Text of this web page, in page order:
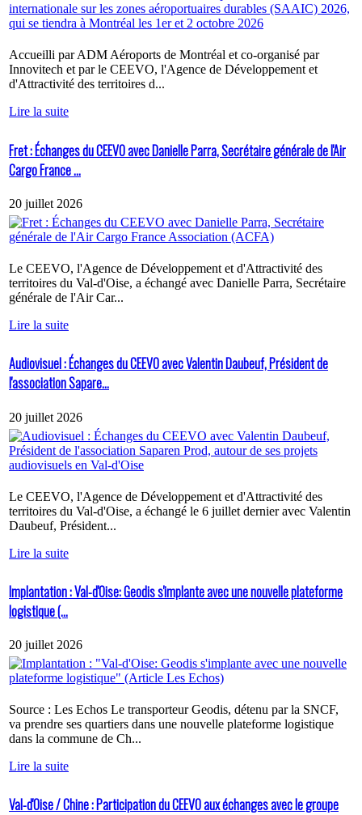
Accueilli par ADM Aéroports de Montréal et co-organisé par
Innovitech et par le CEEVO, l'Agence de Développement et
d'Attractivité des territoires d...
Lire la suite
Fret : Échanges du CEEVO avec Danielle Parra, Secrétaire générale de l'Air
Cargo France ...
20 juillet 2026
Le CEEVO, l'Agence de Développement et d'Attractivité des
territoires du Val-d'Oise, a échangé avec Danielle Parra, Secrétaire
générale de l'Air Car...
Lire la suite
Audiovisuel : Échanges du CEEVO avec Valentin Daubeuf, Président de
l'association Sapare...
20 juillet 2026
Le CEEVO, l'Agence de Développement et d'Attractivité des
territoires du Val-d'Oise, a échangé le 6 juillet dernier avec Valentin
Daubeuf, Président...
Lire la suite
Implantation : Val-d'Oise: Geodis s'implante avec une nouvelle plateforme
logistique (...
20 juillet 2026
Source : Les Echos Le transporteur Geodis, détenu par la SNCF,
va prendre ses quartiers dans une nouvelle plateforme logistique
dans la commune de Ch...
Lire la suite
Val-d'Oise / Chine : Participation du CEEVO aux échanges avec le groupe